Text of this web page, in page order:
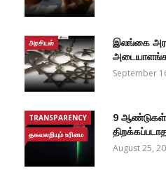
அரசியல்
இலங்கை
September
TRANSPARENCY
தகவலறியும் உரிமை
9 ஆண்டுகள்
August 25,